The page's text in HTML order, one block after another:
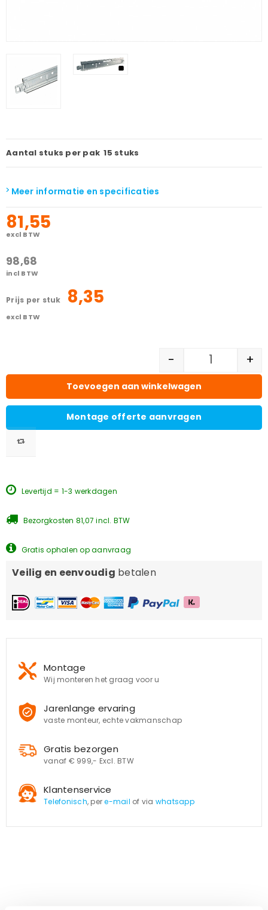
Aantal stuks per pak 15 stuks
Meer informatie en specificaties
81,55
excl BTW
98,68
incl BTW
prijs per stuk 8,35
excl BTW
- +
Toevoegen aan winkelwagen
Montage offerte aanvragen
Levertijd = 1-3 werkdagen
Bezorgkosten 81,07 incl. BTW
Gratis ophalen op aanvraag
Veilig en eenvoudig betalen
Montage
Wij monteren het graag voor u
Jarenlange ervaring
vaste monteur, echte vakmanschap
Gratis bezorgen
vanaf € 999,- Excl. BTW
Klantenservice
Telefonisch, pere-mail of via whatsapp